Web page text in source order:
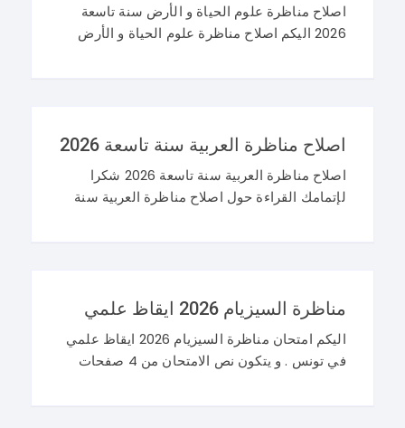
اصلاح مناظرة علوم الحياة و الأرض سنة تاسعة
2026 اليكم اصلاح مناظرة علوم الحياة و الأرض
اصلاح مناظرة العربية سنة تاسعة 2026
اصلاح مناظرة العربية سنة تاسعة 2026 شكرا
لإتمامك القراءة حول اصلاح مناظرة العربية سنة
مناظرة السيزيام 2026 ايقاظ علمي
اليكم امتحان مناظرة السيزيام 2026 ايقاظ علمي
في تونس . و يتكون نص الامتحان من 4 صفحات